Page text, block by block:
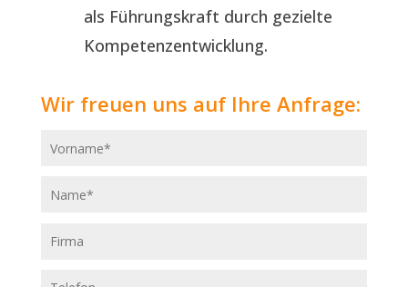
als Führungskraft durch gezielte
Kompetenzentwicklung.
Wir freuen uns auf Ihre Anfrage: